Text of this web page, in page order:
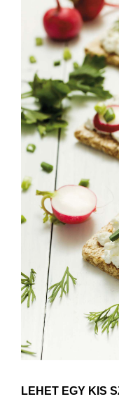
LEHET EGY KIS